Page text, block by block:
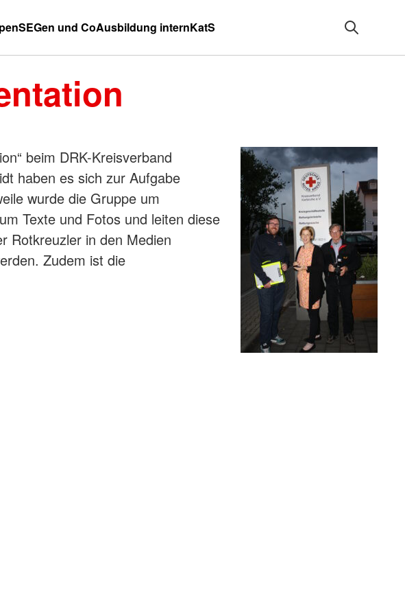
SEGen und CoAusbildung internKatS
beim DRK-Kreisverband
haben es sich zur Aufgabe
wurde die Gruppe um
Texte und Fotos und leiten diese
Rotkreuzler in den Medien
Zudem ist die